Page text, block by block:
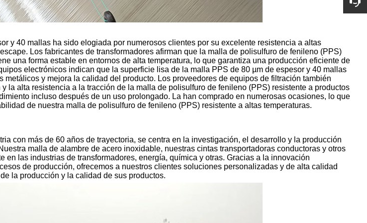
y 40 mallas ha sido elogiada por numerosos clientes por su excelente resistencia a altas
Los fabricantes de transformadores afirman que la malla de polisulfuro de fenileno (PPS)
una forma estable en entornos de alta temperatura, lo que garantiza una producción eficiente de
electrónicos indican que la superficie lisa de la malla PPS de 80 µm de espesor y 40 mallas
metálicos y mejora la calidad del producto. Los proveedores de equipos de filtración también
la alta resistencia a la tracción de la malla de polisulfuro de fenileno (PPS) resistente a productos
incluso después de un uso prolongado. La han comprado en numerosas ocasiones, lo que
de nuestra malla de polisulfuro de fenileno (PPS) resistente a altas temperaturas.
con más de 60 años de trayectoria, se centra en la investigación, el desarrollo y la producción
malla de alambre de acero inoxidable, nuestras cintas transportadoras conductoras y otros
en las industrias de transformadores, energía, química y otras. Gracias a la innovación
de producción, ofrecemos a nuestros clientes soluciones personalizadas y de alta calidad
la producción y la calidad de sus productos.